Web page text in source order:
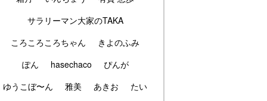
サラリーマン大家のTAKA
ころころころちゃん
きよのふみ
ぽん
hasechaco
ぴんが
ゆうこぼ〜ん
雅美 あきお
たい